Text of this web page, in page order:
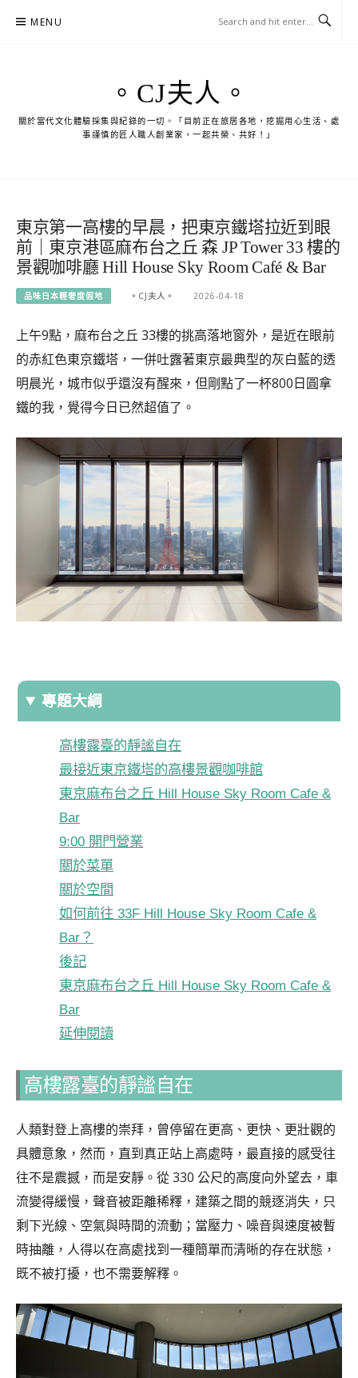
MENU
。CJ夫人。
關於當代文化體驗採集與紀錄的一切。「目前正在旅居各地，挖掘用心生活、處
事謹慎的匠人職人創業家，一起共榮、共好！」
東京第一高樓的早晨，把東京鐵塔拉近到眼
前｜東京港區麻布台之丘 森 JP Tower 33 樓的
景觀咖啡廳 Hill House Sky Room Café & Bar
品味日本輕奢度假地 。CJ夫人。 2026-04-18
上午9點，麻布台之丘 33樓的挑高落地窗外，是近在眼前
的赤紅色東京鐵塔，一併吐露著東京最典型的灰白藍的透
明晨光，城市似乎還沒有醒來，但剛點了一杯800日圓拿
鐵的我，覺得今日已然超值了。
專題大綱
高樓露臺的靜謐自在
最接近東京鐵塔的高樓景觀咖啡館
東京麻布台之丘 Hill House Sky Room Cafe &
Bar
9:00 開門營業
關於菜單
關於空間
如何前往 33F Hill House Sky Room Cafe &
Bar？
後記
東京麻布台之丘 Hill House Sky Room Cafe &
Bar
延伸閱讀
高樓露臺的靜謐自在
人類對登上高樓的崇拜，曾停留在更高、更快、更壯觀的
具體意象，然而，直到真正站上高處時，最直接的感受往
往不是震撼，而是安靜。從 330 公尺的高度向外望去，車
流變得緩慢，聲音被距離稀釋，建築之間的競逐消失，只
剩下光線、空氣與時間的流動；當壓力、噪音與速度被暫
時抽離，人得以在高處找到一種簡單而清晰的存在狀態，
既不被打擾，也不需要解釋。